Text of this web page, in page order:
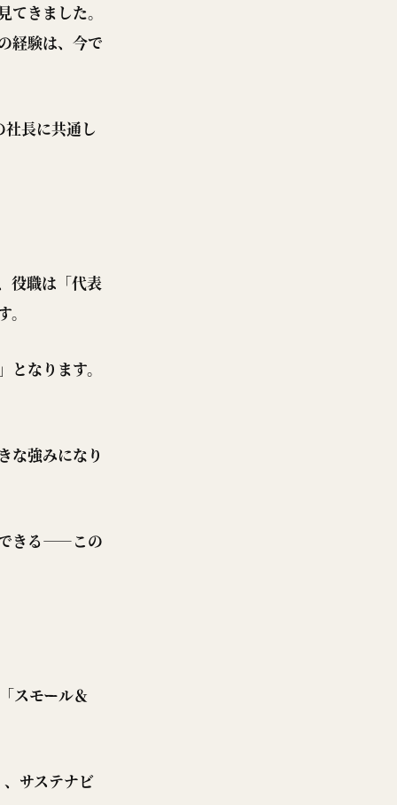
きました。
経験は、今で
長に共通し
役職は「代表
なります。
な強みになり
できる——この
スモール＆
サステナビ